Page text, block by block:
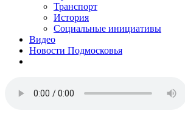
Транспорт
История
Социальные инициативы
Видео
Новости Подмосковья